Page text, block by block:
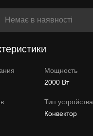
Немає в наявності
Мощность
2000 Вт
Тип устройства
Конвектор